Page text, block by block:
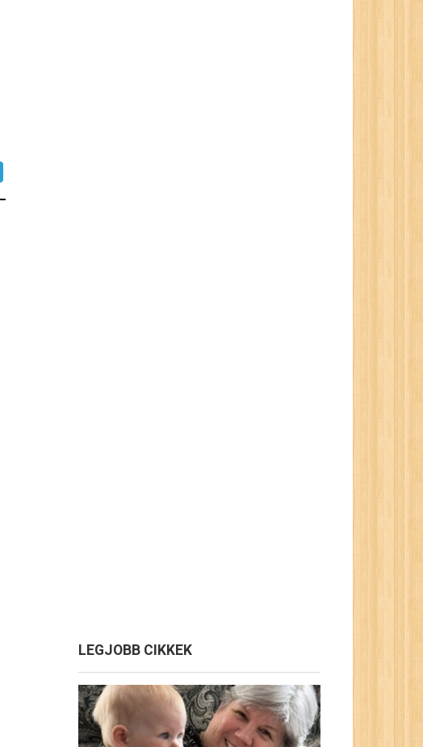
LEGJOBB CIKKEK